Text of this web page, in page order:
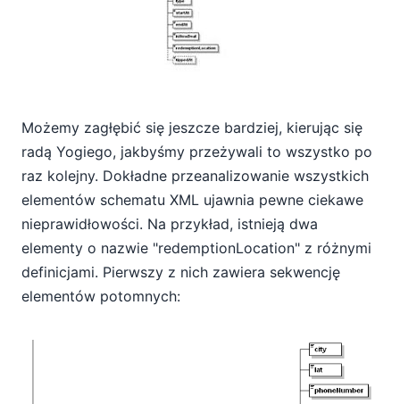
Możemy zagłębić się jeszcze bardziej, kierując się
radą Yogiego, jakbyśmy przeżywali to wszystko po
raz kolejny. Dokładne przeanalizowanie wszystkich
elementów schematu XML ujawnia pewne ciekawe
nieprawidłowości. Na przykład, istnieją dwa
elementy o nazwie "redemptionLocation" z różnymi
definicjami. Pierwszy z nich zawiera sekwencję
elementów potomnych: